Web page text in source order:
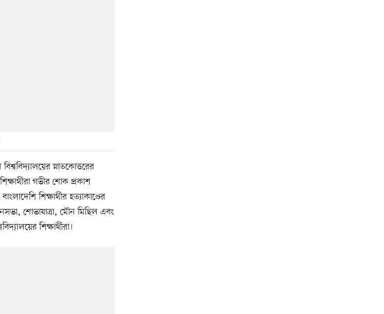
স্নাতকোত্তরের
গভীর শোক প্রকাশ
শিক্ষার্থীর হত্যাকাণ্ডের
শোভাযাত্রা, মৌন মিছিল এবং
শিক্ষার্থীরা।